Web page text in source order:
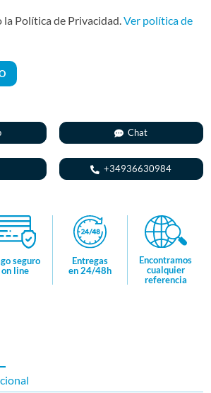
la Política de Privacidad.Ver política de
Chat
+34936630984
seguro
on line
Entregas
en 24/48h
Encontramos
cualquier
referencia